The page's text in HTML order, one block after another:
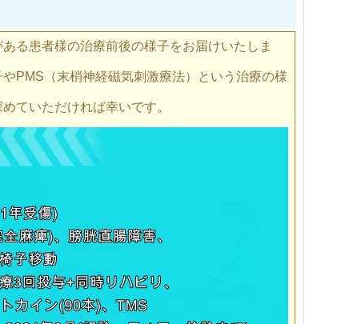
る患者様の治療前後の様子をお届けいたしま
PMS（末梢神経磁気刺激療法）という治療の様
ていただければ幸いです。